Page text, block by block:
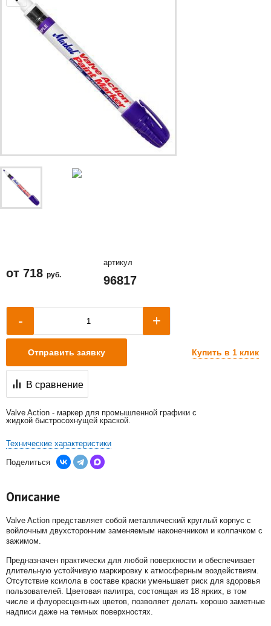
от 718 руб.
артикул
96817
- +
Отправить заявку Купить в 1 клик
В сравнение
Valve Action - маркер для промышленной графики с
жидкой быстросохнущей краской.
Технические характеристики
Поделиться
Описание
Valve Action представляет собой металлический круглый корпус с
войлочным двухсторонним заменяемым наконечником и колпачком с
зажимом.
Предназначен практически для любой поверхности и обеспечивает
длительную устойчивую маркировку к атмосферным воздействиям.
Отсутствие ксилола в составе краски уменьшает риск для здоровья
пользователей. Цветовая палитра, состоящая из 18 ярких, в том
числе и флуоресцентных цветов, позволяет делать хорошо заметные
надписи даже на темных поверхностях.